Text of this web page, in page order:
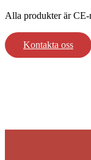
Alla produkter är
Kontakta oss